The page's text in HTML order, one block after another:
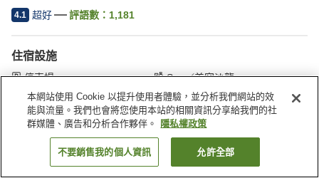
4.1 超好 評語數： 1,181
住宿設施
停車場
Spa／美容沙龍
餐廳
私人餐廳
首頁 日本 東京 墨田區 兩國第一酒店
找客房
本網站使用 Cookie 以提升使用者體驗，並分析我們網站的效
能與流量。我們也會將您使用本站的相關資訊分享給我們的社
群媒體、廣告和分析合作夥伴。
隱私權政策
不要銷售我的個人資訊 允許全部